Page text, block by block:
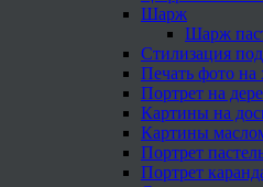
Шарж
Шарж
Стилизация
Печать фото на
Портрет на
Картины на
Картины
Портрет
Портрет